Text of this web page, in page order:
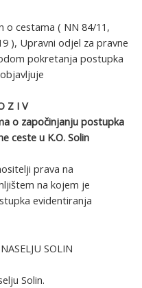
o cestama ( NN 84/11,
), Upravni odjel za pravne
pokretanja postupka
Z I V
o započinjanju postupka
ceste u K.O. Solin
prava na
na kojem je
evidentiranja
SOLIN
Solin.